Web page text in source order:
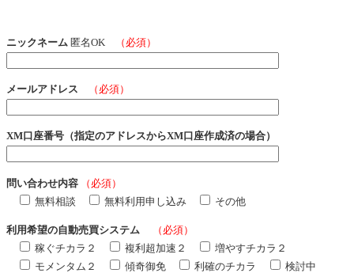
ニックネーム 匿名OK （必須）
メールアドレス （必須）
XM口座番号（指定のアドレスからXM口座作成済の場合）
問い合わせ内容
（必須）
無料相談
無料利用申し込み その他
利用希望の自動売買システム
（必須）
稼ぐチカラ２
複利超加速２
増やすチカラ２
モメンタム２
傾奇御免 利確のチカラ
検討中